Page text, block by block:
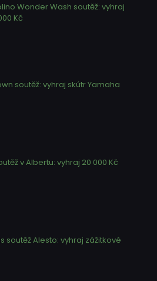
Wonder Wash soutěž: vyhraj
Kč
soutěž: vyhraj skútr Yamaha
v Albertu: vyhraj 20 000 Kč
soutěž Alesto: vyhraj zážitkové